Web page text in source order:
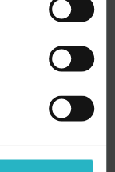
Externer